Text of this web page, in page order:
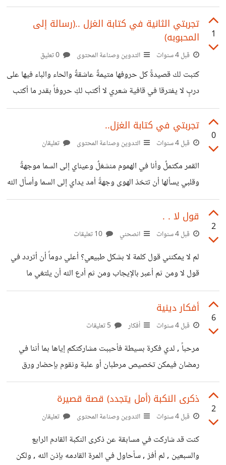
شيرين أبو
...مربطة بانجاص هاي للعريس ...مزينه برصاص
1
تجربتي الثانية في كتابة الغزل ..(رسالة إلى
المحبوبه)
قبل 4 سنوات التدوين وصناعة المحتوى
كتبت لك قصيدةً كل حروفها متيمةٌ عاشقةٌ والحاء والباء فيها على
دربٍ لا يفترقا في قافية شعري لا أكتب لكِ حروفاََ بقدر ما أكتب
لكِ مشاعري أرصها داخل كلماتٍ مهما كثرت حروفها لا تستطيع
وصف ما في قلبي المشاعر التي أكتب بها لم يكتب كمثلها أبرز
شعراء الحب والهوى لم يكتب مثلها عنتر لعبلة وقيس لليلى أو
قصص حبٍ ولكن قصتي ليست كالكل .. لأنها معكِ وأنت بطلتها
0
تجربتي في كتابة الغزل..
قبل 4 سنوات التدوين وصناعة المحتوى تعليقان
القمر مكتملٌ وأنا في الهموم منشغلٌ وعيناي إلى السما موجهةٌ
وقلبي يسألها أن تتخذ الهوى وجهةً أمد يداي إلى السما وأسأل الله
شفاءً ليس بعده سقمُ دوائي أنتِ ولقياكي شفائي أما عن رحيلك
فأشد على نفسي من مرض العضالِ فبالله عليكي قولي أنكِ لن
تذهبي ولا تذهبي أثلجي قلبي ولا تحمليه مالا طاقة له فيه
بفراقكِ اقتربي وإن قلت إقتربي فاقتربي أكثر ولتلتقي عيناي
بعيناكِ ولتطرح السلام ولتوصل حبال المودة والوصال فوالله ما
رأت عيناي جمالاً كجمال عينيكي وفي ظلمة
2
قول لا . .
قبل 4 سنوات انصحني
لم لا يمكنني قول كلمة لا بشكل طبيعي؟ أعلي دوماََ أن أتردد في
قول لا ومن ثم أعبر بالإيجاب ومن ثم أدع الله أن يلتغي ما
أقررت بالإيجاب عليه لم من الصعب قول كلمة لا رغم أنها من
حرفين , من الصعب أحياناََ التعبير عن الرأي .. أغبط الناس
الصريحين الذين يقولون ما يرد في ذهنهم مباشرةََ اذاََ أهناك حل
أصدقاء حسوب؟ هل مر أحدكم بمثل ما أنا فيه واستصعب كلمة لا
والبوح بما خطر في باله؟
6
أفكار دينية
قبل 4 سنوات أفكار
مرحباً , لدي فكرة بسيطة فأحببت مشاركتكم إياها بما أننا في
رمضان فيمكن تخصيص مرطبان أو علبة ونقوم بإحضار ورق
ملاحظات صغير ونقوم بكتابة 30 مهمة , بما اننا في الخامس من
رمضان فبقي 25 , 25 مهمة إذا لنقل , المهام تكون بعبادة , إما
بالإستغفار لعدد معين أو الصلاة على النبي أو غير ذلك , وبعد
بسحب كل يوم ورقه ونقوم بتطبيقها , ويمكن زيادة عدد الورق
بما
2
ذكرى النكبة (أمل يتجدد) قصة قصيرة
قبل 4 سنوات التدوين وصناعة المحتوى تعليقان
كنت قد شاركت في مسابقة عن ذكرى النكبة القادم الرابع
والسبعين , لم أفز , سأحاول في المرة القادمه بإذن الله , ولكن